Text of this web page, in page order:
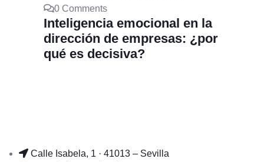
0 Comments
Inteligencia emocional en la
dirección de empresas: ¿por
qué es decisiva?
Calle Isabela, 1 · 41013 – Sevilla